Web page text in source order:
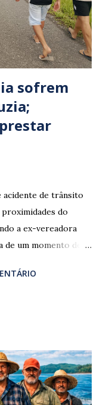
sofrem
acidente de trânsito
do
a ex-vereadora
um momento de
Bragança, Mauro
do
O condutor da
e
avistadas no